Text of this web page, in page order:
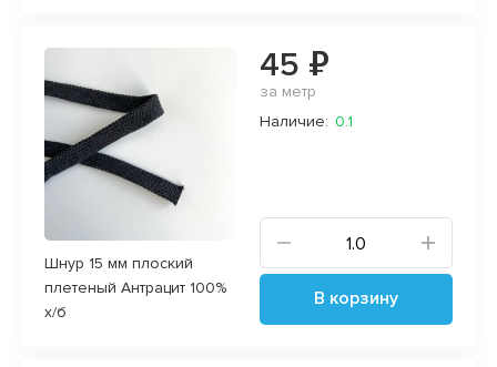
Шнур 15 мм плоский
плетеный Антрацит 100%
х/б
45 ₽
за метр
Наличие: 0.1
В корзину